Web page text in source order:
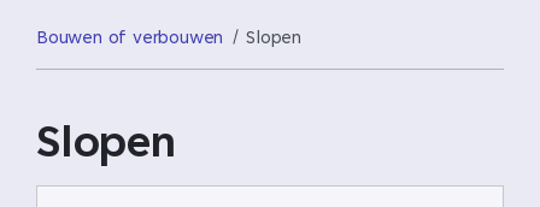
Bouwen of verbouwen Slopen
Slopen